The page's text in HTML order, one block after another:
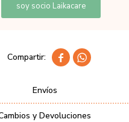
soy socio Laikacare
 
Envíos
y Devoluciones